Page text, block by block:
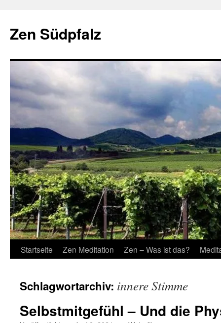
springen
Zen Südpfalz
Startseite Zen Meditation Zen – Was ist das?
Schlagwortarchiv: innere Stimme
Selbstmitgefühl – Und die